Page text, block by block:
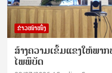
ຂ່າວໜ້າໜຶ່ງ
ສ້າງຄວາມເຂັ້ມແຂງໃຫ້ພາ
ໄພພິບັດ